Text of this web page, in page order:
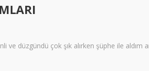
düzgündü çok şık alırken şüphe ile aldım